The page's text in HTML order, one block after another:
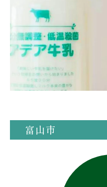
富山市